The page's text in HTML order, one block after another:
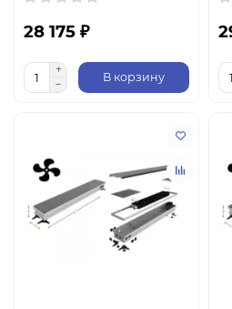
28 175 ₽
В корзину